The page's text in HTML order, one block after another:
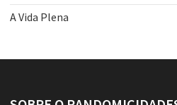
A Vida Plena